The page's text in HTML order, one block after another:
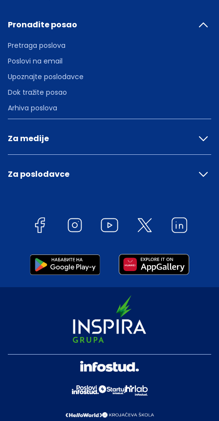
Pronađite posao
Pretraga poslova
Poslovi na email
Upoznajte poslodavce
Dok tražite posao
Arhiva poslova
Za medije
Za poslodavce